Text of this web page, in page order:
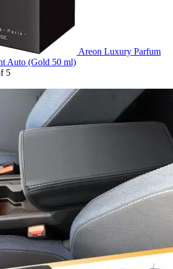
Areon Luxury Parfum
Auto (Gold 50 ml)
5